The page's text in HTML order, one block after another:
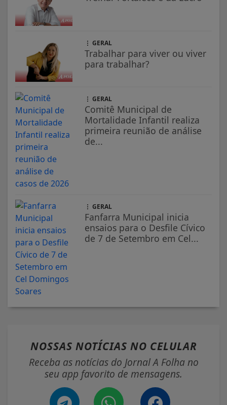
GERAL
Trabalhar para viver ou viver
para trabalhar?
GERAL
Comitê Municipal de
Mortalidade Infantil realiza
primeira reunião de análise
de...
GERAL
Fanfarra Municipal inicia
ensaios para o Desfile Cívico
de 7 de Setembro em Cel...
NOSSAS NOTÍCIAS NO CELULAR
Receba as notícias do Jornal A Folha no
seu app favorito de mensagens.